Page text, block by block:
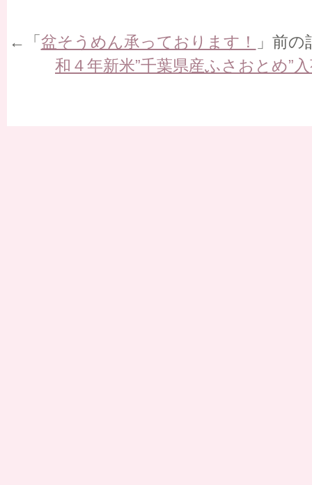
←「 盆そうめん承っております！
」前
和４年新米”千葉県産ふさおとめ”